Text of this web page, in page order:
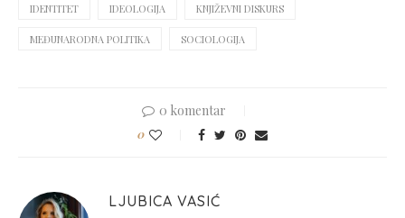
IDENTITET IDEOLOGIJA KNJIŽEVNI DISKURS
MEĐUNARODNA POLITIKA SOCIOLOGIJA
0 komentar
0
LJUBICA VASIĆ